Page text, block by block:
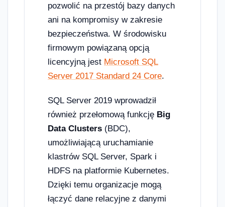
pozwolić na przestój bazy danych
ani na kompromisy w zakresie
bezpieczeństwa. W środowisku
firmowym powiązaną opcją
licencyjną jest Microsoft SQL
Server 2017 Standard 24 Core.
SQL Server 2019 wprowadził
również przełomową funkcję Big
Data Clusters (BDC),
umożliwiającą uruchamianie
klastrów SQL Server, Spark i
HDFS na platformie Kubernetes.
Dzięki temu organizacje mogą
łączyć dane relacyjne z danymi